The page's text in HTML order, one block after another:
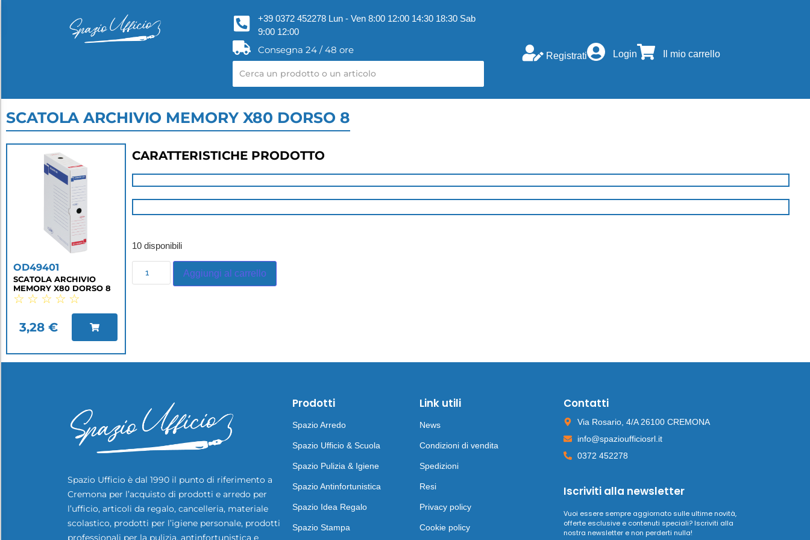
+39 0372 452278 Lun - Ven 8:00 12:00 14:30 18:30 Sab
9:00 12:00
Consegna 24 / 48 ore
Registrati Login Il mio carrello
SCATOLA ARCHIVIO MEMORY X80 DORSO 8
OD49401
SCATOLA ARCHIVIO
MEMORY X80 DORSO 8
☆ ☆ ☆ ☆ ☆
3,28 €
CARATTERISTICHE PRODOTTO
10 disponibili
Aggiungi al carrello
Spazio Ufficio è dal 1990 il punto di riferimento a
Cremona per l’acquisto di prodotti e arredo per
l’ufficio, articoli da regalo, cancelleria, materiale
scolastico, prodotti per l’igiene personale, prodotti
professionali per la pulizia, antinfortunistica e
Prodotti
Spazio Arredo
Spazio Ufficio & Scuola
Spazio Pulizia & Igiene
Spazio Antinfortunistica
Spazio Idea Regalo
Spazio Stampa
Link utili
News
Condizioni di vendita
Spedizioni
Resi
Privacy policy
Cookie policy
Contatti
Via Rosario, 4/A 26100 CREMONA
info@spazioufficiosrl.it
0372 452278
Iscriviti alla newsletter
Vuoi essere sempre aggiornato sulle ultime novità,
offerte esclusive e contenuti speciali? Iscriviti alla
nostra newsletter e non perderti nulla!